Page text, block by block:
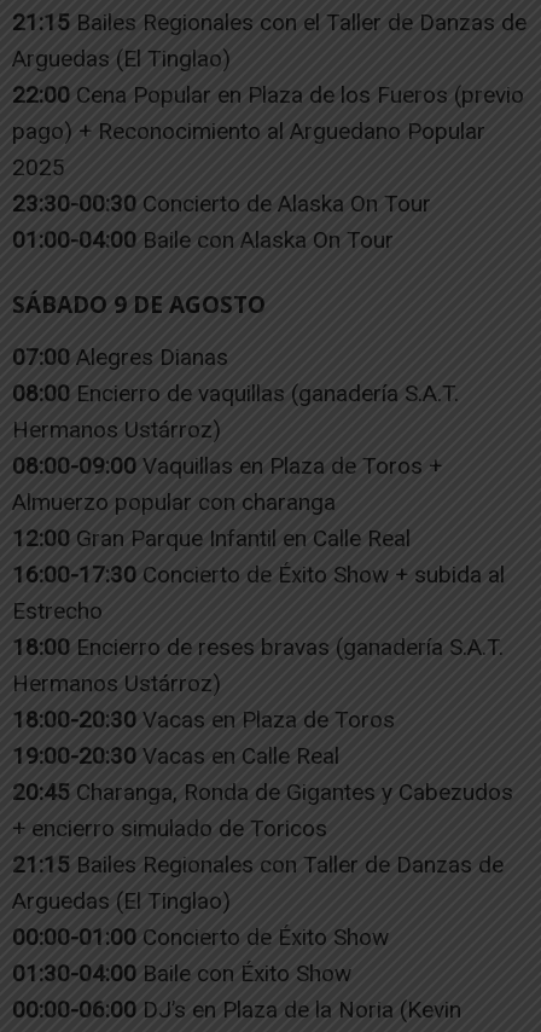
21:15 Bailes Regionales con el Taller de Danzas de
Arguedas (El Tinglao)
22:00 Cena Popular en Plaza de los Fueros (previo
pago) + Reconocimiento al Arguedano Popular
2025
23:30-00:30 Concierto de Alaska On Tour
01:00-04:00 Baile con Alaska On Tour
SÁBADO 9 DE AGOSTO
07:00 Alegres Dianas
08:00 Encierro de vaquillas (ganadería S.A.T.
Hermanos Ustárroz)
08:00-09:00 Vaquillas en Plaza de Toros +
Almuerzo popular con charanga
12:00 Gran Parque Infantil en Calle Real
16:00-17:30 Concierto de Éxito Show + subida al
Estrecho
18:00 Encierro de reses bravas (ganadería S.A.T.
Hermanos Ustárroz)
18:00-20:30 Vacas en Plaza de Toros
19:00-20:30 Vacas en Calle Real
20:45 Charanga, Ronda de Gigantes y Cabezudos
+ encierro simulado de Toricos
21:15 Bailes Regionales con Taller de Danzas de
Arguedas (El Tinglao)
00:00-01:00 Concierto de Éxito Show
01:30-04:00 Baile con Éxito Show
00:00-06:00 DJ’s en Plaza de la Noria (Kevin